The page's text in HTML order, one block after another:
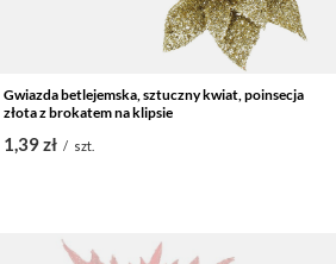
Gwiazda betlejemska, sztuczny kwiat, poinsecja
złota z brokatem na klipsie
1,39 zł / szt.